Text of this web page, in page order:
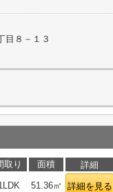
目８－１３
取り 面積 詳細
51.36㎡ 詳細を見る